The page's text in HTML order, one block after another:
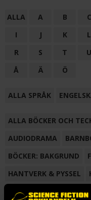
ALLA A B C
I
J K L
R
S T U
Å
Ä Ö
ALLA SPRÅK
ALLA BÖCKER OCH
AUDIODRAMA
BÖCKER: BAKGRUND
HANTVERK & PYSSEL
KORTROMAN